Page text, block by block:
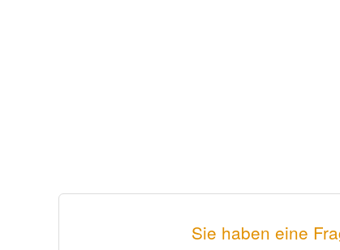
Sie haben eine